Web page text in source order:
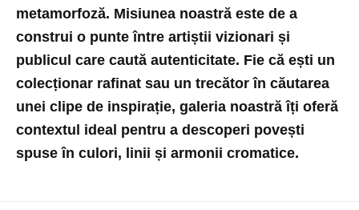
metamorfoză. Misiunea noastră este de a
construi o punte între artiștii vizionari și
publicul care caută autenticitate. Fie că ești un
colecționar rafinat sau un trecător în căutarea
unei clipe de inspirație, galeria noastră îți oferă
contextul ideal pentru a descoperi povești
spuse în culori, linii și armonii cromatice.